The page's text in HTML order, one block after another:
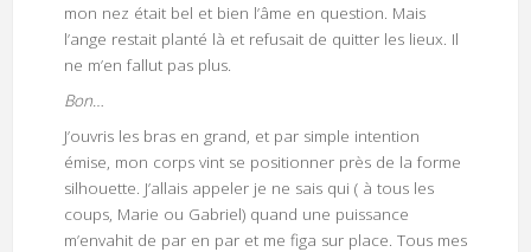
mon nez était bel et bien l’âme en question. Mais
l’ange restait planté là et refusait de quitter les lieux. Il
ne m’en fallut pas plus.
Bon…
J’ouvris les bras en grand, et par simple intention
émise, mon corps vint se positionner près de la forme
silhouette. J’allais appeler je ne sais qui ( à tous les
coups, Marie ou Gabriel) quand une puissance
m’envahit de par en par et me figa sur place. Tous mes